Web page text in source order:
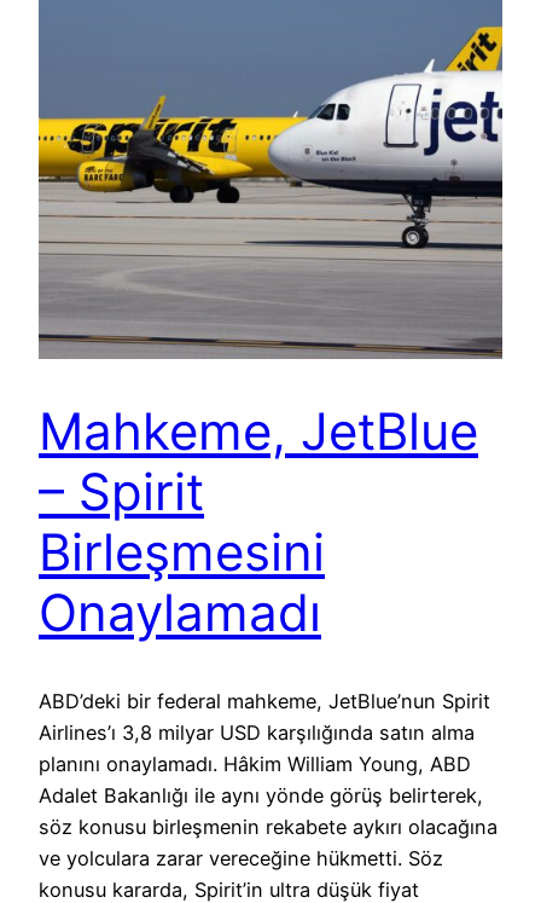
Mahkeme, JetBlue
– Spirit
Birleşmesini
Onaylamadı
ABD’deki bir federal mahkeme, JetBlue’nun Spirit
Airlines’ı 3,8 milyar USD karşılığında satın alma
planını onaylamadı. Hâkim William Young, ABD
Adalet Bakanlığı ile aynı yönde görüş belirterek,
söz konusu birleşmenin rekabete aykırı olacağına
ve yolculara zarar vereceğine hükmetti. Söz
konusu kararda, Spirit’in ultra düşük fiyat